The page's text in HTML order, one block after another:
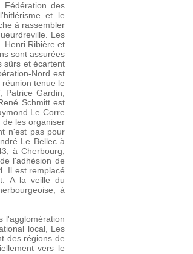
des
et le
à rassembler
Les
Henri Ribière et
sont assurées
sûrs et écartent
Nord est
tenue le
Patrice Gardin,
Schmitt est
Le Corre
de les organiser
n'est pas pour
Le Bellec à
à Cherbourg,
l'adhésion de
Il est remplacé
A la veille du
à
l'agglomération
local, Les
des régions de
vers le